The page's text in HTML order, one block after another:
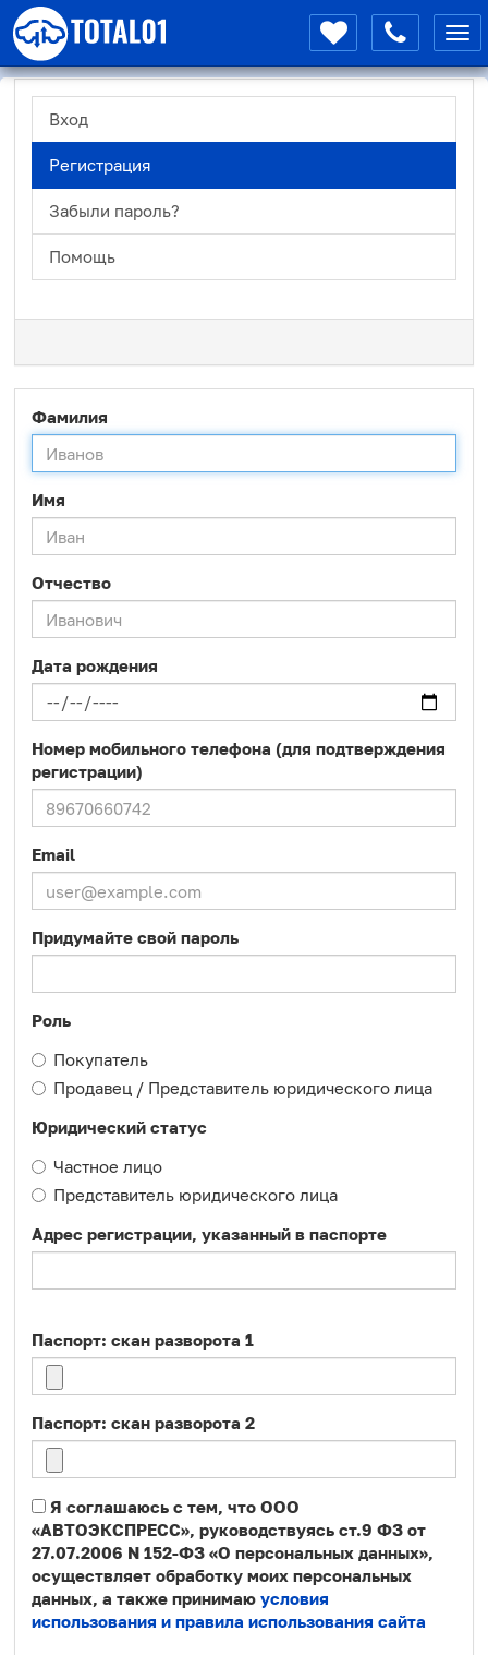
Вход
Регистрация
Забыли пароль?
Помощь
Фамилия
Имя
Отчество
Дата рождения
Номер мобильного телефона (для подтверждения
регистрации)
Email
Придумайте свой пароль
Роль
Покупатель
Продавец / Представитель юридического лица
Юридический статус
Частное лицо
Представитель юридического лица
Адрес регистрации, указанный в паспорте
Паспорт: скан разворота 1
Паспорт: скан разворота 2
Я соглашаюсь с тем, что ООО
«АВТОЭКСПРЕСС», руководствуясь ст.9 ФЗ от
27.07.2006 N 152-ФЗ «О персональных данных»,
осуществляет обработку моих персональных
данных, а также принимаю условия
использования и правила использования сайта